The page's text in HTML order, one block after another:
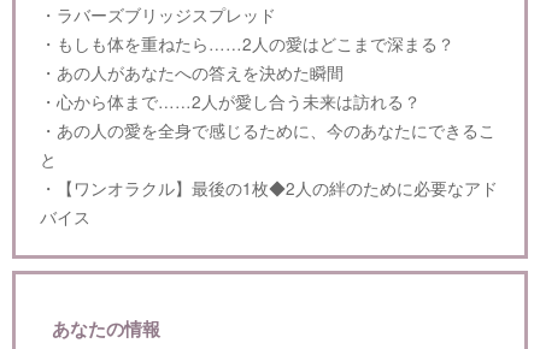
・ラバーズブリッジスプレッド
・もしも体を重ねたら……2人の愛はどこまで深まる？
・あの人があなたへの答えを決めた瞬間
・心から体まで……2人が愛し合う未来は訪れる？
・あの人の愛を全身で感じるために、今のあなたにできるこ
と
・【ワンオラクル】最後の1枚◆2人の絆のために必要なアド
バイス
あなたの情報